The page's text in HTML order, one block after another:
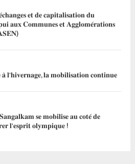
𝐞𝐭 𝐝𝐞 𝐜𝐚𝐩𝐢𝐭𝐚𝐥𝐢𝐬𝐚𝐭𝐢𝐨𝐧 𝐝𝐮
𝐚𝐮𝐱 𝐂𝐨𝐦𝐦𝐮𝐧𝐞𝐬 𝐞𝐭 𝐀𝐠𝐠𝐥𝐨𝐦𝐞́𝐫𝐚𝐭𝐢𝐨𝐧𝐬
𝐥𝐚 𝐦𝐨𝐛𝐢𝐥𝐢𝐬𝐚𝐭𝐢𝐨𝐧 𝐜𝐨𝐧𝐭𝐢𝐧𝐮𝐞
𝐬𝐞 𝐦𝐨𝐛𝐢𝐥𝐢𝐬𝐞 𝐚𝐮 𝐜𝐨𝐭𝐞́ 𝐝𝐞
𝐥'𝐞𝐬𝐩𝐫𝐢𝐭 𝐨𝐥𝐲𝐦𝐩𝐢𝐪𝐮𝐞 !